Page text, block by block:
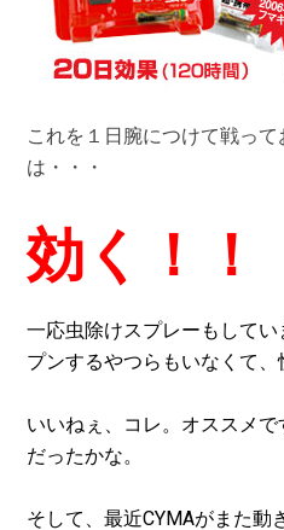
これを１日腕につけて戦っ
は・・・
効く！！
一応虫除けスプレーもして
プンするやつらもいなくて
いいねぇ、コレ。オススメ
だったかな。
そして、最近CYMAがまた動